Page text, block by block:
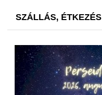
SZÁLLÁS, ÉTKEZÉS